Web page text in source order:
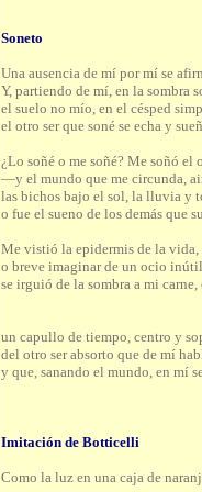
Soneto
Una ausencia de mí por mí se
Y, partiendo de mí, en la sombra
el suelo no mío, en el césped
el otro ser que soné se echa y
¿Lo soñé o me soñé? Me soñó el
—y el mundo que me circunda,
las bichos bajo el sol, la lluvia y
o fue el sueno de los demás que
Me vistió la epidermis de la vida,
o breve imaginar de un ocio inútil
se irguió de la sombra a mi carne,
un capullo de tiempo, centro y
del otro ser absorto que de mí
y que, sanando el mundo, en mí
Imitación de Botticelli
Como la luz en una caja de